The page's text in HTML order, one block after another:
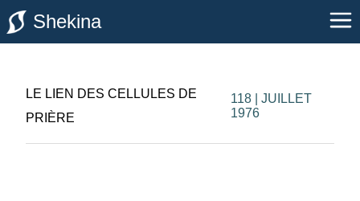
Shekina
LE LIEN DES CELLULES DE
PRIÈRE
118 | JUILLET
1976